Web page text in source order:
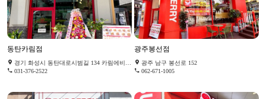
동탄카림점
경기 화성시 동탄대로시범길 134 카림에비뉴 1층 1056호
031-376-2522
광주봉선점
광주 남구 봉선로 152
062-671-1005